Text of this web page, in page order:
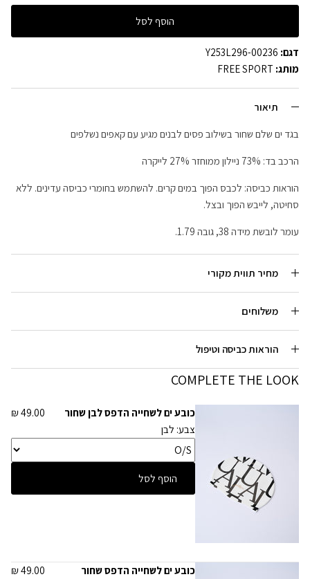
הוסף לסל
דגם: Y253L296-00236
מותג: FREE SPORT
תיאור
בגד ים שלם שחור בשילוב פסים לבנים מגיע עם קאפים נשלפים
הרכב בד: 73% ניילון ממוחזר 27% לייקרה
הוראות כביסה: לכבס הפוך במים קרים. להשתמש בחומרי כביסה עדינים. ללא
סחיטה, לייבש הפוך ובצל.
עומר לובשת מידה 38, גובה 1.79.
מחיר תווית מקורי
משלוחים
הוראות כביסה וטיפול
COMPLETE THE LOOK
כובע ים לשחייה הדפס לבן שחור
49.00 ₪
צבע: לבן
הוסף לסל
כובע ים לשחייה הדפס שחור
49.00 ₪